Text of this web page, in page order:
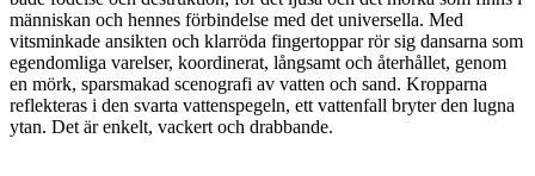
människan och hennes förbindelse med det universella. Med
vitsminkade ansikten och klarröda fingertoppar rör sig dansarna som
egendomliga varelser, koordinerat, långsamt och återhållet, genom
en mörk, sparsmakad scenografi av vatten och sand. Kropparna
reflekteras i den svarta vattenspegeln, ett vattenfall bryter den lugna
ytan. Det är enkelt, vackert och drabbande.